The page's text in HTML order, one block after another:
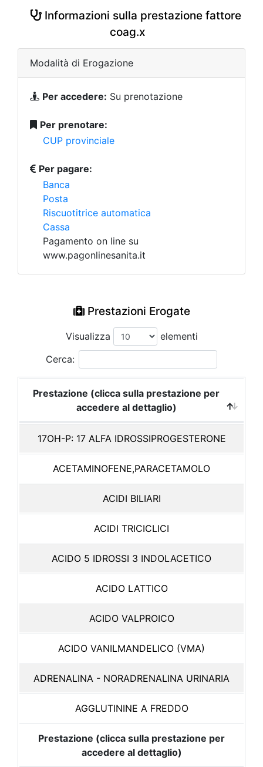
Informazioni sulla prestazione fattore
coag.x
Modalità di Erogazione
Per accedere: Su prenotazione
Per prenotare:
CUP provinciale
Per pagare:
Banca
Posta
Riscuotitrice automatica
Cassa
Pagamento on line su
www.pagonlinesanita.it
Prestazioni Erogate
Visualizza
elementi
Cerca:
Prestazione (clicca sulla prestazione per
accedere al dettaglio)
17OH-P: 17 ALFA IDROSSIPROGESTERONE
ACETAMINOFENE,PARACETAMOLO
ACIDI BILIARI
ACIDI TRICICLICI
ACIDO 5 IDROSSI 3 INDOLACETICO
ACIDO LATTICO
ACIDO VALPROICO
ACIDO VANILMANDELICO (VMA)
ADRENALINA - NORADRENALINA URINARIA
AGGLUTININE A FREDDO
Prestazione (clicca sulla prestazione per
accedere al dettaglio)